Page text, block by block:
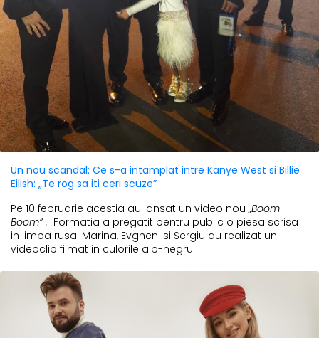
Un nou scandal: Ce s-a intamplat intre Kanye West si Billie
Eilish: „Te rog sa iti ceri scuze”
Pe 10 februarie acestia au lansat un video nou„Boom
Boom”. Formatia a pregatit pentru public o piesa scrisa
in limba rusa. Marina, Evgheni si Sergiu au realizat un
videoclip filmat in culorile alb-negru.